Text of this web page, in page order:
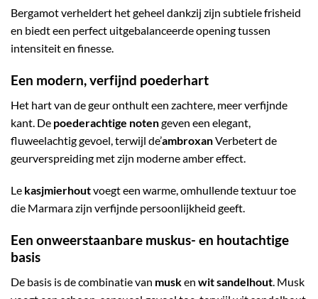
Bergamot verheldert het geheel dankzij zijn subtiele frisheid
en biedt een perfect uitgebalanceerde opening tussen
intensiteit en finesse.
Een modern, verfijnd poederhart
Het hart van de geur onthult een zachtere, meer verfijnde
kant. De poederachtige notengeven een elegant,
fluweelachtig gevoel, terwijl de’ambroxanVerbetert de
geurverspreiding met zijn moderne amber effect.
Le kasjmierhoutvoegt een warme, omhullende textuur toe
die Marmara zijn verfijnde persoonlijkheid geeft.
Een onweerstaanbare muskus- en houtachtige
basis
De basis is de combinatie van musken wit sandelhout . Musk